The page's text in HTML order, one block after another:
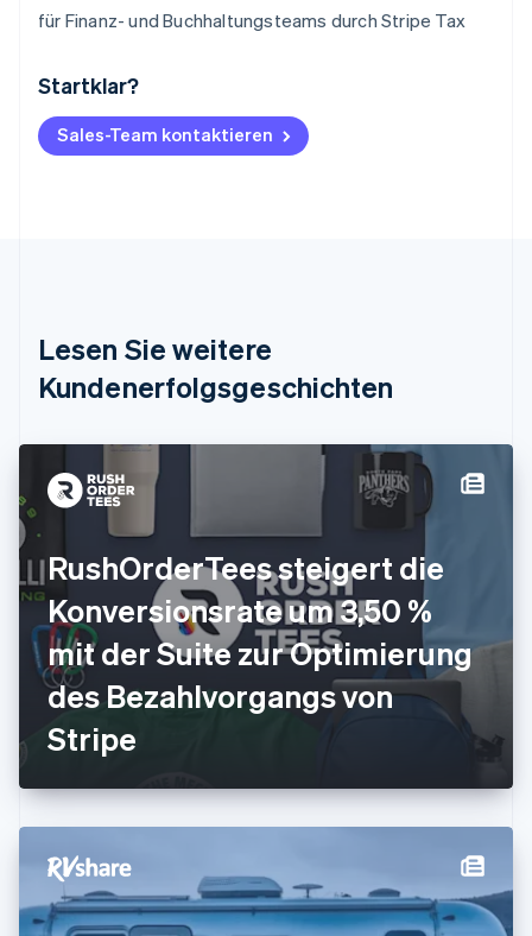
für Finanz- und Buchhaltungsteams durch Stripe Tax
Startklar?
Sales-Team kontaktieren
Lesen Sie weitere
Kundenerfolgsgeschichten
RushOrderTees steigert die
Konversionsrate um 3,50 %
mit der Suite zur Optimierung
des Bezahlvorgangs von
Stripe
Australien
Belgien
NederlandsFrançaisDeutschEnglish
DeutschEnglish
English
简体中文English
EnglishSvenska
Frankreich
FrançaisEnglish
Gibraltar
English
Griechenland
English
Indien
English
Irland
English
Italien
Japan
日本語English
Kanada
EnglishFrançais
Kroatien
EnglishItaliano